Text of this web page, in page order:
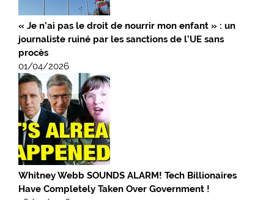
« Je n’ai pas le droit de nourrir mon enfant » : un
journaliste ruiné par les sanctions de l’UE sans
procès
01/04/2026
Whitney Webb SOUNDS ALARM! Tech Billionaires
Have Completely Taken Over Government !